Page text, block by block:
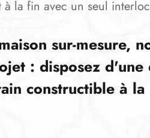
la fin avec un seul
sur-mesure,
: disposez
constructible à la